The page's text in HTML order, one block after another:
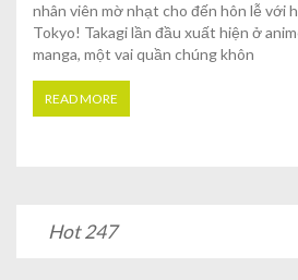
nhân viên mờ nhạt cho đến hôn lễ với
Tokyo! Takagi lần đầu xuất hiện ở
manga, một vai quần chúng khôn
READ MORE
Hot 247